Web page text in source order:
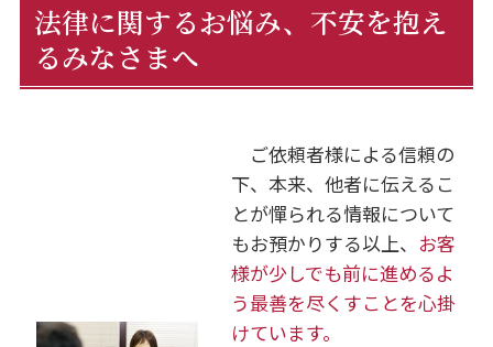
法律に関するお悩み、不安を抱え
るみなさまへ
ご依頼者様による信頼の
下、本来、他者に伝えるこ
とが憚られる情報について
もお預かりする以上、 お客
様が少しでも前に進めるよ
う最善を尽くすことを心掛
けています。